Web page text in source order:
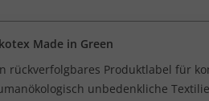
Made in Green
rückverfolgbares Produktlabel für
unbedenkliche